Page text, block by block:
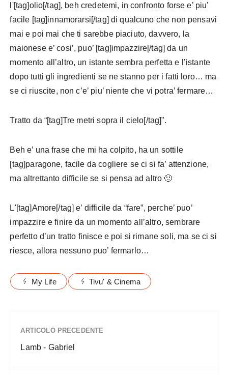
l'[tag]olio[/tag], beh credetemi, in confronto forse e’ piu’
facile [tag]innamorarsi[/tag] di qualcuno che non pensavi
mai e poi mai che ti sarebbe piaciuto, davvero, la
maionese e’ cosi’, puo’ [tag]impazzire[/tag] da un
momento all’altro, un istante sembra perfetta e l’istante
dopo tutti gli ingredienti se ne stanno per i fatti loro… ma
se ci riuscite, non c’e’ piu’ niente che vi potra’ fermare…
Tratto da “[tag]Tre metri sopra il cielo[/tag]”.
Beh e’ una frase che mi ha colpito, ha un sottile
[tag]paragone, facile da cogliere se ci si fa’ attenzione,
ma altrettanto difficile se si pensa ad altro 🙂
L'[tag]Amore[/tag] e’ difficile da “fare”, perche’ puo’
impazzire e finire da un momento all’altro, sembrare
perfetto d’un tratto finisce e poi si rimane soli, ma se ci si
riesce, allora nessuno puo’ fermarlo…
My Life Tivu' & Cinema
ARTICOLO PRECEDENTE
Lamb - Gabriel